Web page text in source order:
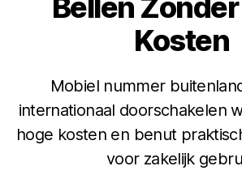
Kosten
Mobiel nummer
internationaal doorschakelen
hoge kosten en benut
voor zakelijk